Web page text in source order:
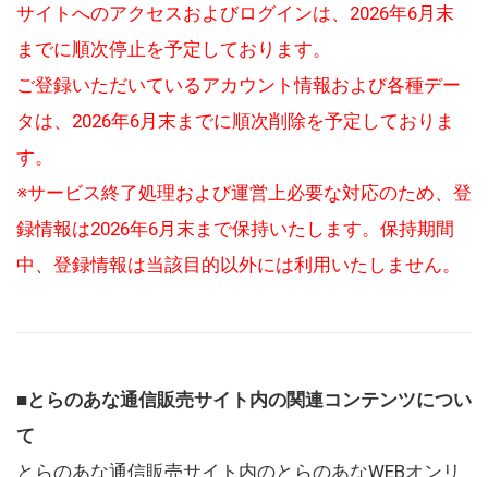
サイトへのアクセスおよびログインは、2026年6月末
までに順次停止を予定しております。
ご登録いただいているアカウント情報および各種デー
タは、2026年6月末までに順次削除を予定しておりま
す。
※サービス終了処理および運営上必要な対応のため、登
録情報は2026年6月末まで保持いたします。保持期間
中、登録情報は当該目的以外には利用いたしません。
■とらのあな通信販売サイト内の関連コンテンツについ
て
とらのあな通信販売サイト内のとらのあなWEBオンリ